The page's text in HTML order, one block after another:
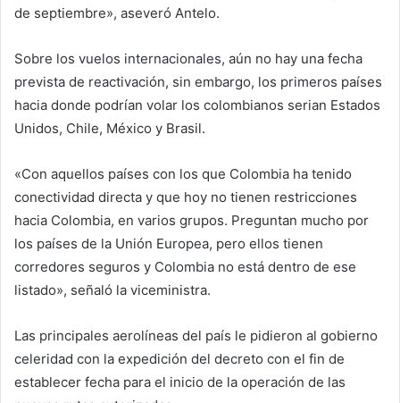
de septiembre», aseveró Antelo.
Sobre los vuelos internacionales, aún no hay una fecha
prevista de reactivación, sin embargo, los primeros países
hacia donde podrían volar los colombianos serian Estados
Unidos, Chile, México y Brasil.
«Con aquellos países con los que Colombia ha tenido
conectividad directa y que hoy no tienen restricciones
hacia Colombia, en varios grupos. Preguntan mucho por
los países de la Unión Europea, pero ellos tienen
corredores seguros y Colombia no está dentro de ese
listado», señaló la viceministra.
Las principales aerolíneas del país le pidieron al gobierno
celeridad con la expedición del decreto con el fin de
establecer fecha para el inicio de la operación de las